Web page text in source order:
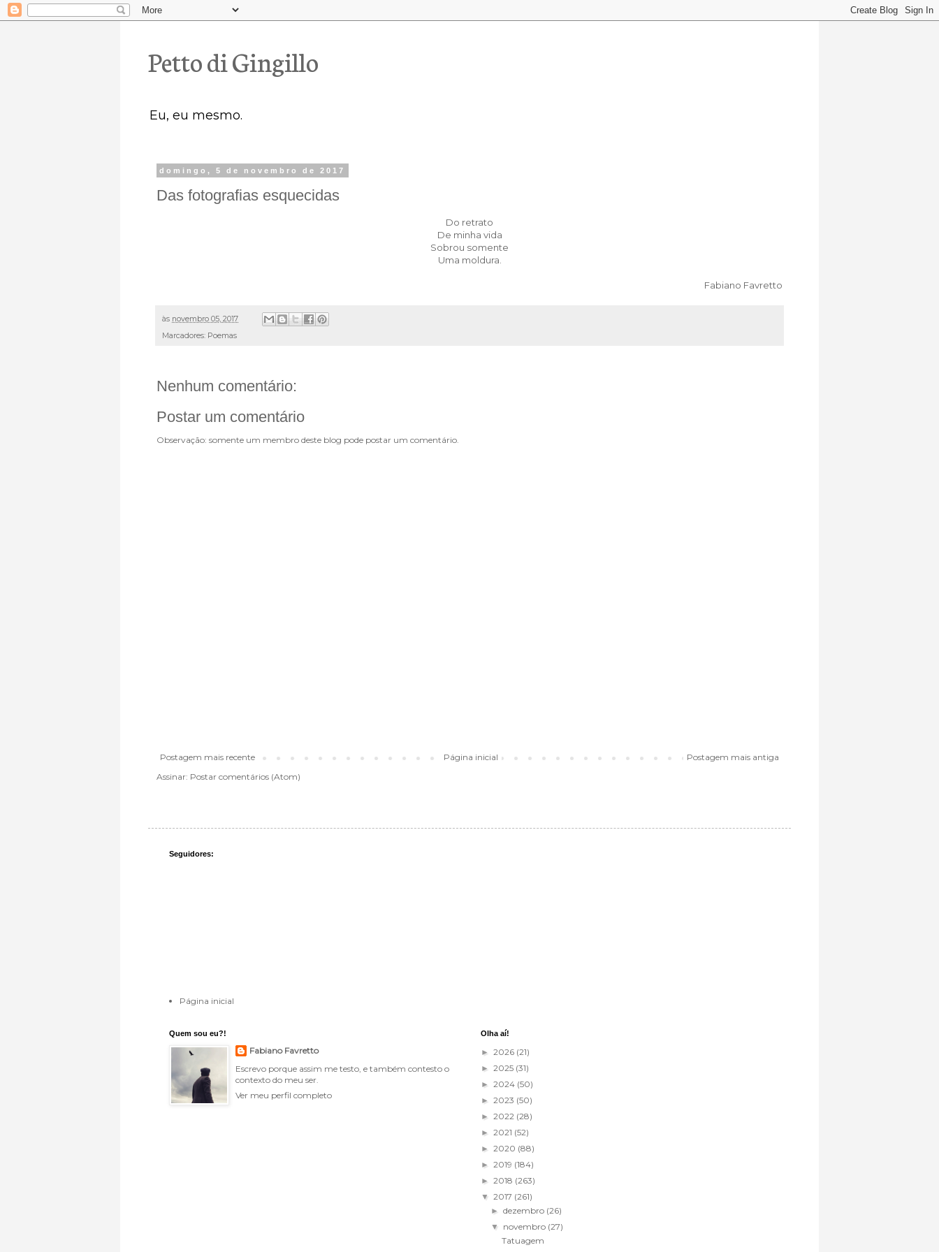
Petto di Gingillo
Eu, eu mesmo.
domingo, 5 de novembro de 2017
Das fotografias esquecidas
Do retrato
De minha vida
Sobrou somente
Uma moldura.
Fabiano Favretto
às novembro 05, 2017
Marcadores: Poemas
Nenhum comentário:
Postar um comentário
Observação: somente um membro deste blog pode postar um comentário.
Postagem mais recente Postagem mais antiga
Página inicial
Assinar: Postar comentários (Atom)
Seguidores:
Página inicial
Quem sou eu?!
Fabiano Favretto
Escrevo porque assim me testo, e também contesto o
contexto do meu ser.
Ver meu perfil completo
Olha aí!
► 2026 (21)
► 2025 (31)
► 2024 (50)
► 2023 (50)
► 2022 (28)
► 2021 (52)
► 2020 (88)
► 2019 (184)
► 2018 (263)
▼ 2017 (261)
►dezembro (26)
▼ novembro (27)
Tatuagem